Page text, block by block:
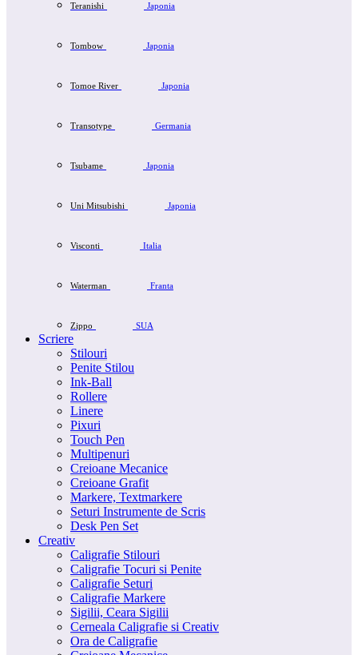
Teranishi Japonia
Tombow Japonia
Tomoe River Japonia
Transotype Germania
Tsubame Japonia
Uni Mitsubishi Japonia
Visconti Italia
Waterman Franta
Zippo SUA
Scriere
Stilouri
Penite Stilou
Ink-Ball
Rollere
Linere
Pixuri
Touch Pen
Multipenuri
Creioane Mecanice
Creioane Grafit
Markere, Textmarkere
Seturi Instrumente de Scris
Desk Pen Set
Creativ
Caligrafie Stilouri
Caligrafie Tocuri si Penite
Caligrafie Seturi
Caligrafie Markere
Sigilii, Ceara Sigilii
Cerneala Caligrafie si Creativ
Ora de Caligrafie